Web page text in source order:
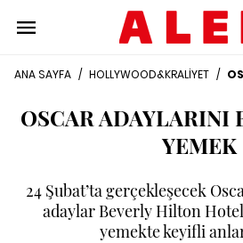
ANA SAYFA / HOLLYWOOD&KRALİYET /
OSCAR ADAYLARINI
YEMEK
24 Şubat’ta gerçekleşecek
adaylar Beverly Hilton
yemekte keyifli